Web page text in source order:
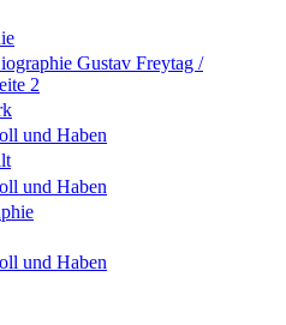
Gustav Freytag /
2
und Haben
und Haben
und Haben